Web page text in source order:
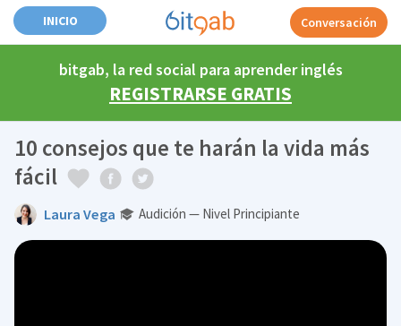
INICIO Conversación
bitgab, la red social para aprender inglés
REGISTRARSE GRATIS
10 consejos que te harán la vida más
fácil
Laura Vega Audición — Nivel Principiante